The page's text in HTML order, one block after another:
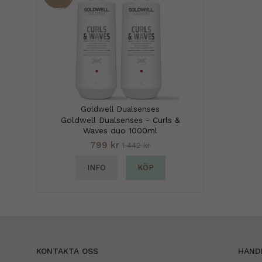
Goldwell Dualsenses
Goldwell Dualsenses - Curls &
Waves duo 1000ml
799 kr 1 442 kr
INFO KÖP
KONTAKTA OSS